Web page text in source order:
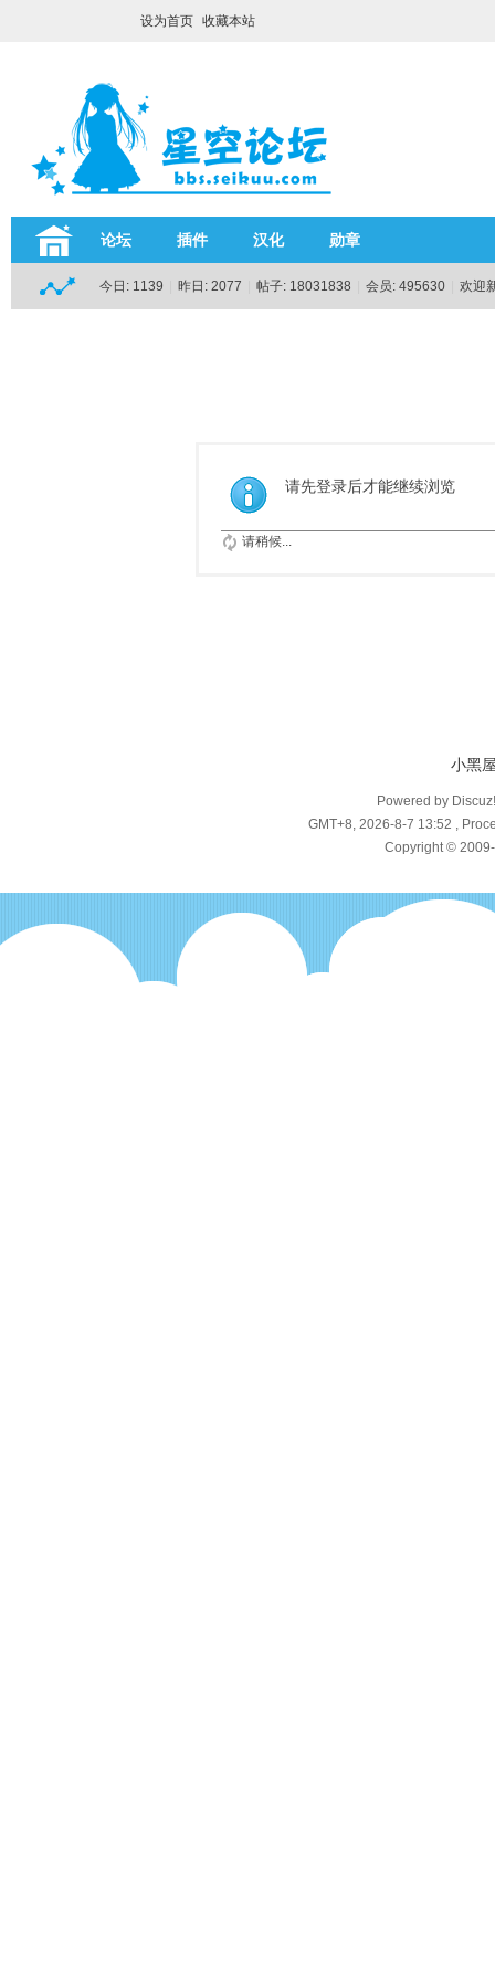
设为首页 收藏本站
论坛 插件 汉化 勋章
今日: 1139 昨日: 2077 帖子: 18031838 会员: 495630 欢迎
请先登录后才能继续浏览
请稍候...
小黑
Powered by
GMT+8, 2026-8-7 13:52 ,
Copyright ©